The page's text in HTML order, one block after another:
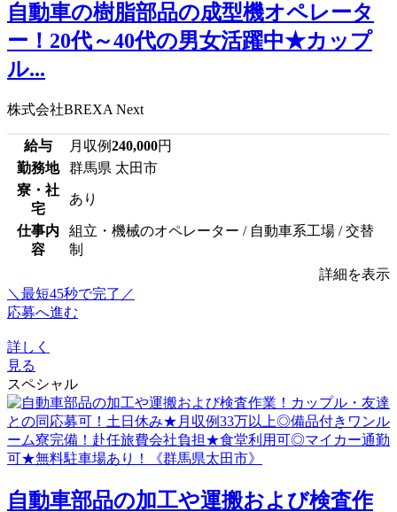
自動車の樹脂部品の成型機オペレータ
ー！20代～40代の男女活躍中★カップ
ル...
株式会社BREXA Next
給与 月収例240,000円
勤務地
群馬県 太田市
寮・社
宅
あり
仕事内
容
組立・機械のオペレーター / 自動車系工場 / 交替
制
詳細を表示
＼最短45秒で完了／
応募へ進む
詳しく
見る
スペシャル
自動車部品の加工や運搬および検査作